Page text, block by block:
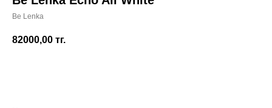
Be Lenka
82000,00 тг.